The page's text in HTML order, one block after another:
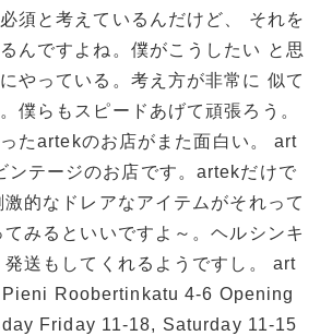
須と考えているんだけど、 それを
んですよね。僕がこうしたい と思
やっている。考え方が非常に 似て
僕らもスピードあげて頑張ろう。
たartekのお店がまた面白い。 art
テージのお店です。artekだけで
的なドレアなアイテムがそれって
みるといいですよ～。ヘルシンキ
送もしてくれるようですし。 art
Roobertinkatu 4-6 Opening
Friday 11-18, Saturday 11-15